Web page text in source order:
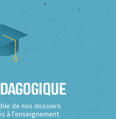
de nos dossiers
à l’enseignement.